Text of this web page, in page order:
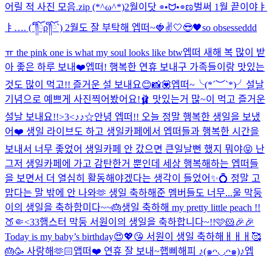
어릴 적 사진 모음.zip (*^ω^*)2월이닷 ⌯•ᗢ•⌯ಣ벌써 1월 끝이야ㅑ
ㅑ…. (´༎ຶོρ༎ຶོ`) 2월도 잘 부탁해 엡떠~🍓✌️🤍😎🖤so obsesseddd
ㅠ the pink one is what my soul looks like btw엡떠 새해 복 많이 받
아 좋은 하루 보내❤️엡떠! 행복한 연휴 보내구 가족들이랑 맛있는
것도 많이 먹고!! 즐거운 설 보내요😊📸💟엡떠~╰(*´︶`*)╯설날
기념으로 예쁘게 사진찍어봤어요!🩰 맛있는거 많~이 먹고 즐거운
설날 보내요!!>3<♪♪☆안녕 엡떠!! 오늘 정말 행복한 생일을 보냈
어❤️ 생일 라이브도 하고 생일카페에서 엡떠들과 행복한 시간을
보내서 너무 좋었어 생일카페 안 갔으면 큰일날뻔 했지 뭐야😝 난
그저 생일카페에 가고 감탄한거 뿐인데 세상 행복해하는 엡떠들
을 보면서 더 열심히 활동해야겠다는 생각이 들었어✨💍 정말 고
맙다는 말 밖에 안 나와🫶 생일 축하해준 멤버들도 너무...울 막둥
이의 생일을 축하함미다~~🎂생일 축하해 my pretty little peach !!
🍑🤏<33햄스터 막둥 서원이의 생일을 축하합니다~!!🩷🐹🎉🎉
Today is my baby’s birthday😍💖😘 서원이 생일 축하해ㅐㅐㅐ🥰
🎂🥳 사랑해🫶🏻앱떠❤️ 연휴 잘 보내~햅삐해피 ♪(๑ᴖ◡ᴖ๑)♪엡